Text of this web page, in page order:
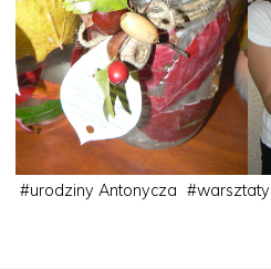
#urodziny Antonycza #warsztaty